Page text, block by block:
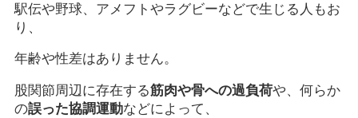
駅伝や野球、アメフトやラグビーなどで生じる人もお
り、
年齢や性差はありません。
股関節周辺に存在する筋肉や骨への過負荷や、何らか
の誤った協調運動などによって、